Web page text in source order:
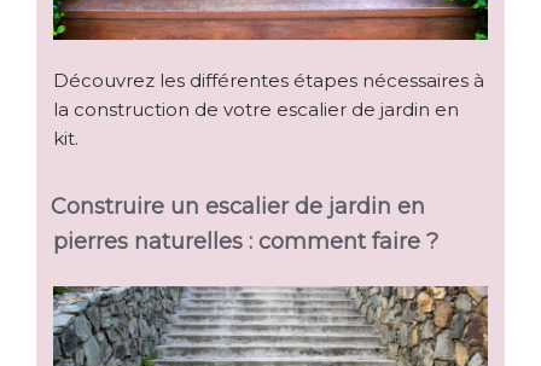
Découvrez les différentes étapes nécessaires à
la construction de votre escalier de jardin en
kit.
Construire un escalier de jardin en
pierres naturelles : comment faire ?